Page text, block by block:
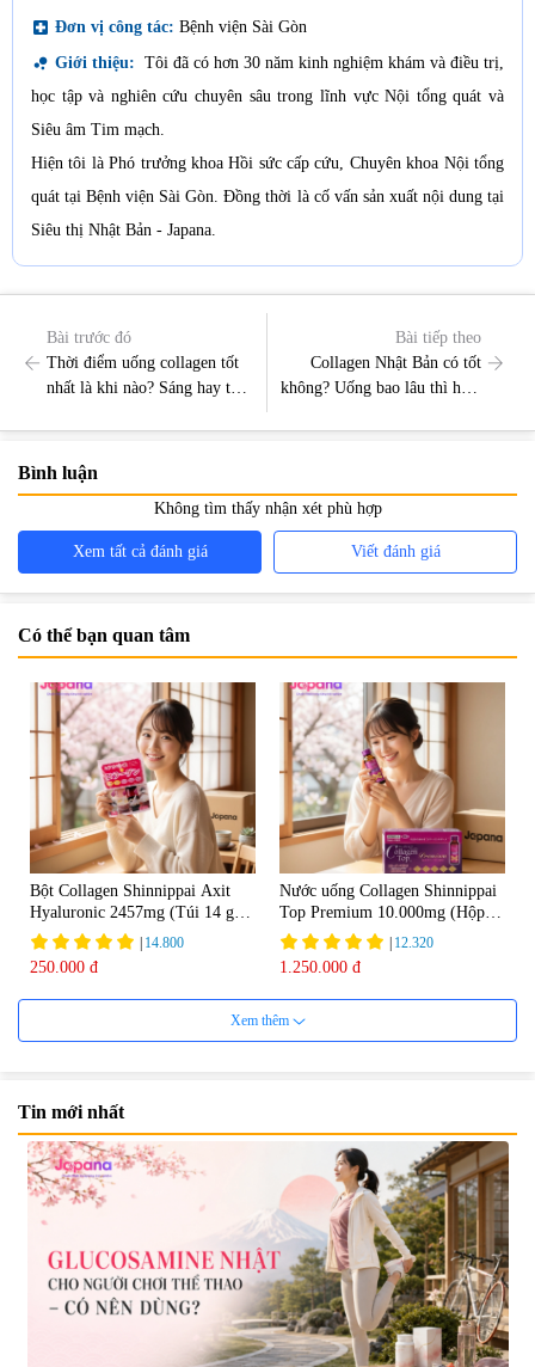
local_hospital Đơn vị công tác: Bệnh viện Sài Gòn
bubble_chart Giới thiệu: Tôi đã có hơn 30 năm kinh nghiệm khám và điều trị,
học tập và nghiên cứu chuyên sâu trong lĩnh vực Nội tổng quát và
Siêu âm Tim mạch.
Hiện tôi là Phó trưởng khoa Hồi sức cấp cứu, Chuyên khoa Nội tổng
quát tại Bệnh viện Sài Gòn. Đồng thời là cố vấn sản xuất nội dung tại
Siêu thị Nhật Bản - Japana.
Bài trước đó
Thời điểm uống collagen tốt
nhất là khi nào? Sáng hay tối
Bài tiếp theo
Collagen Nhật Bản có tốt
không? Uống bao lâu thì hiệu
Bình luận
Không tìm thấy nhận xét phù hợp
Xem tất cả đánh giá Viết đánh giá
Có thể bạn quan tâm
Bột Collagen Shinnippai Axit
Hyaluronic 2457mg (Túi 14 gói
x 3g) - Date 04/2027
| 14.800
250.000 đ
Nước uống Collagen Shinnippai
Top Premium 10.000mg (Hộp
10 chai x 50ml)
| 12.320
1.250.000 đ
Nước uống đẹp da Collagen
50ml)
|789.120
1.200.000 đ
Nước uống Collagen Kaza Rose
Lady 5000mg (Hộp 10 chai x
50ml)
|67.440
950.000 đ
Xem thêm
Tin mới nhất